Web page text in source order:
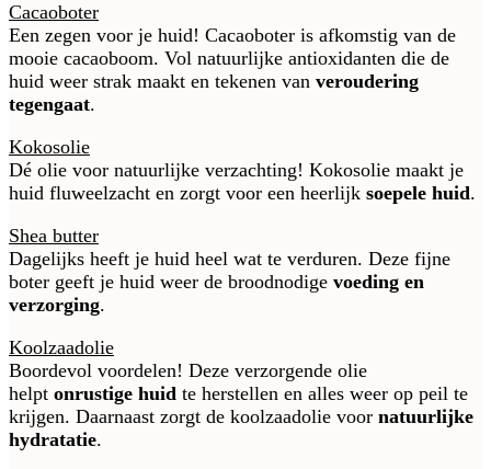
Cacaoboter
Een zegen voor je huid! Cacaoboter is afkomstig van de
mooie cacaoboom. Vol natuurlijke antioxidanten die de
huid weer strak maakt en tekenen van veroudering
tegengaat.
Kokosolie
Dé olie voor natuurlijke verzachting! Kokosolie maakt je
huid fluweelzacht en zorgt voor een heerlijk soepele huid.
Shea butter
Dagelijks heeft je huid heel wat te verduren. Deze fijne
boter geeft je huid weer de broodnodige voeding en
verzorging.
Koolzaadolie
Boordevol voordelen! Deze verzorgende olie
helpt onrustige huid te herstellen en alles weer op peil te
krijgen. Daarnaast zorgt de koolzaadolie voor natuurlijke
hydratatie.